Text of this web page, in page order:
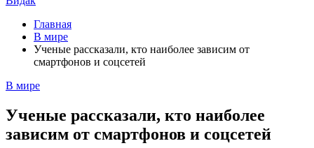
Главная
В мире
Ученые рассказали, кто наиболее зависим от
смартфонов и соцсетей
В мире
Ученые рассказали, кто наиболее
зависим от смартфонов и соцсетей